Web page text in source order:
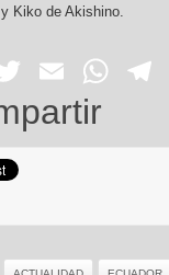
Kiko de Akishino.
Twitter
Email